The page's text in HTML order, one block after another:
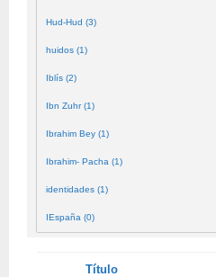
Hud-Hud (3)
huidos (1)
Iblís (2)
Ibn Zuhr (1)
Ibrahim Bey (1)
Ibrahim- Pacha (1)
identidades (1)
IEspaña (0)
Título